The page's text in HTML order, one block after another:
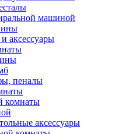
машиной
аксессуары
пеналы
комнаты
аксессуары